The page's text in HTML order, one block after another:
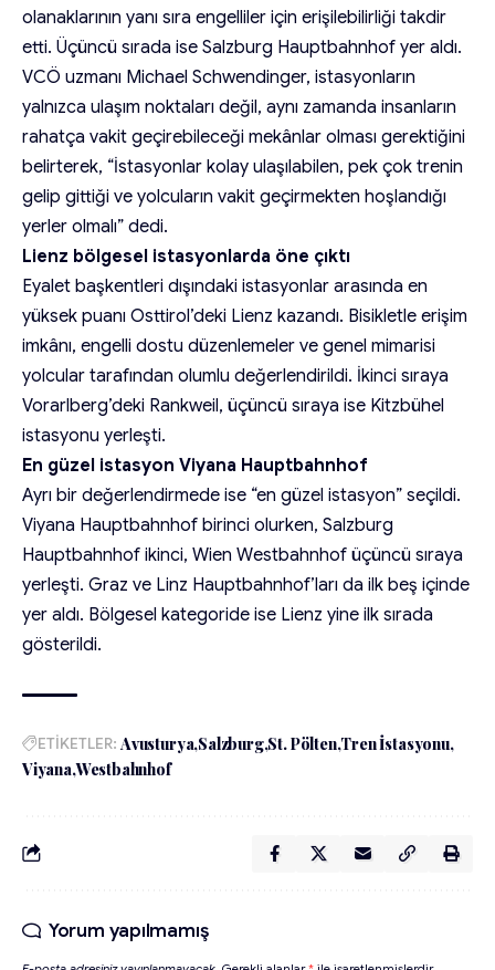
olanaklarının yanı sıra engelliler için erişilebilirliği takdir
etti. Üçüncü sırada ise Salzburg Hauptbahnhof yer aldı.
VCÖ uzmanı Michael Schwendinger, istasyonların
yalnızca ulaşım noktaları değil, aynı zamanda insanların
rahatça vakit geçirebileceği mekânlar olması gerektiğini
belirterek, “İstasyonlar kolay ulaşılabilen, pek çok trenin
gelip gittiği ve yolcuların vakit geçirmekten hoşlandığı
yerler olmalı” dedi.
Lienz bölgesel istasyonlarda öne çıktı
Eyalet başkentleri dışındaki istasyonlar arasında en
yüksek puanı Osttirol’deki Lienz kazandı. Bisikletle erişim
imkânı, engelli dostu düzenlemeler ve genel mimarisi
yolcular tarafından olumlu değerlendirildi. İkinci sıraya
Vorarlberg’deki Rankweil, üçüncü sıraya ise Kitzbühel
istasyonu yerleşti.
En güzel istasyon Viyana Hauptbahnhof
Ayrı bir değerlendirmede ise “en güzel istasyon” seçildi.
Viyana Hauptbahnhof birinci olurken, Salzburg
Hauptbahnhof ikinci, Wien Westbahnhof üçüncü sıraya
yerleşti. Graz ve Linz Hauptbahnhof’ları da ilk beş içinde
yer aldı. Bölgesel kategoride ise Lienz yine ilk sırada
gösterildi.
ETİKETLER: Avusturya Salzburg St. Pölten Tren İstasyonu
Viyana Westbahnhof
Yorum yapılmamış